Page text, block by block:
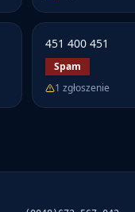
451 400 451
Spam
1 zgłoszenie